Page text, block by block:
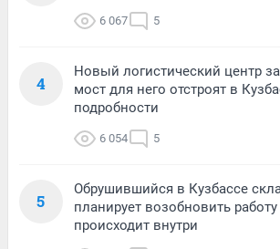
6 067 5
4
Новый логистический центр
мост для него отстроят в
подробности
6 054 5
5
Обрушившийся в Кузбассе
планирует возобновить
происходит внутри